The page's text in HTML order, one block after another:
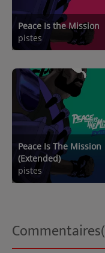
Peace Is the Mission
pistes
Peace Is The Mission
(Extended)
pistes